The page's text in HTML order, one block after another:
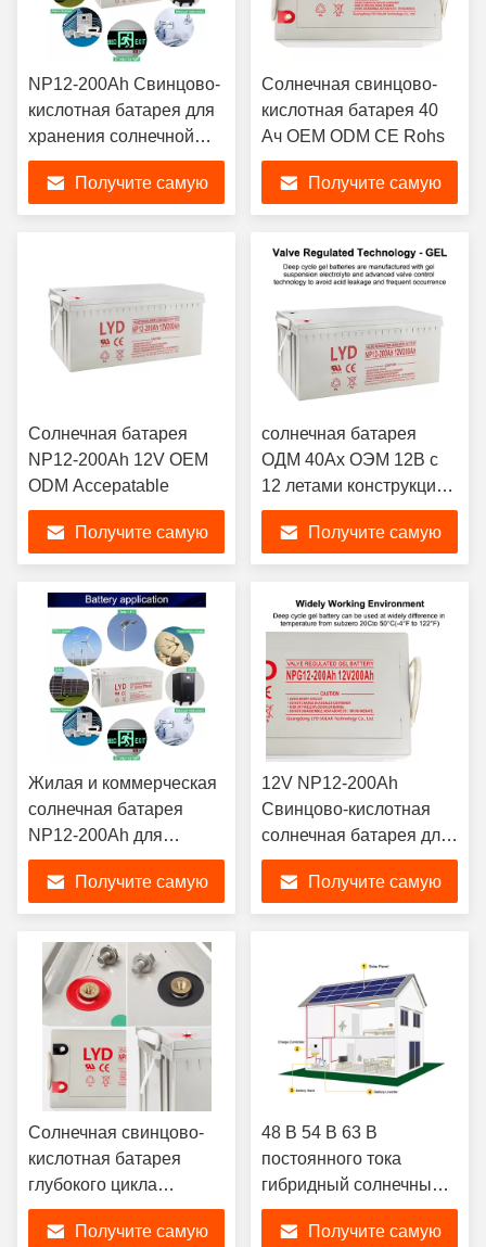
NP12-200Ah Свинцово-
кислотная батарея для
хранения солнечной
энергии
Получите самую
Солнечная свинцово-
кислотная батарея 40
Ач OEM ODM CE Rohs
Получите самую
Солнечная батарея
NP12-200Ah 12V OEM
ODM Accepatable
Получите самую
солнечная батарея
ОДМ 40Ах ОЭМ 12В с
12 летами конструкции
плавая жизни
Получите самую
Жилая и коммерческая
солнечная батарея
NP12-200Ah для
хранения 58 кг
Получите самую
12V NP12-200Ah
Свинцово-кислотная
солнечная батарея для
электроинструментов
Получите самую
Солнечная свинцово-
кислотная батарея
глубокого цикла
емкостью 200 Ач, 58 кг
Получите самую
48 В 54 В 63 В
постоянного тока
гибридный солнечный
инвертор чистый
синусоидальный
Получите самую